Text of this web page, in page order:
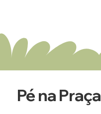
Pé na Praça